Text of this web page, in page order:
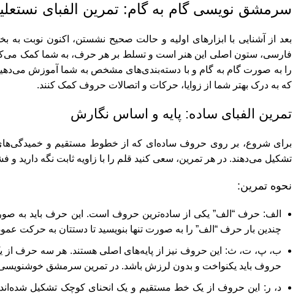
سرمشق نویسی گام به گام: تمرین الفبای
بعد از آشنایی با ابزارهای اولیه و حالت صحیح نشستن، اکنون نوبت
فارسی، ستون اصلی این هنر است و تسلط بر هر حرف، به شما کمک می‌کند
را به صورت گام به گام و با دسته‌بندی‌های مشخص به شما آموزش می‌دهیم
که به درک بهتر شما از زوایا، حرکات و اتصالات حروف کمک کنند.
تمرین الفبای ساده: پایه و اساس نگارش
برای شروع، بر روی حروف ساده‌ای که از خطوط مستقیم و خمیدگی‌های
تشکیل می‌دهند. در هر تمرین، سعی کنید قلم را با زاویه ثابت نگه دارید و
نحوه تمرین:
الف: حرف “الف” یکی از ساده‌ترین حروف است. این حرف باید به
چندین بار حرف “الف” را به صورت تنها بنویسید تا دستتان به حرکت
ب، پ، ت، ث: این حروف نیز از پایه‌های اصلی هستند. هر سه حرف از
حروف باید یکنواخت و بدون لرزش باشد. در تمرین سرمشق خوشنویسی
د، ر: این حروف از یک خط مستقیم و یک انحنای کوچک تشکیل